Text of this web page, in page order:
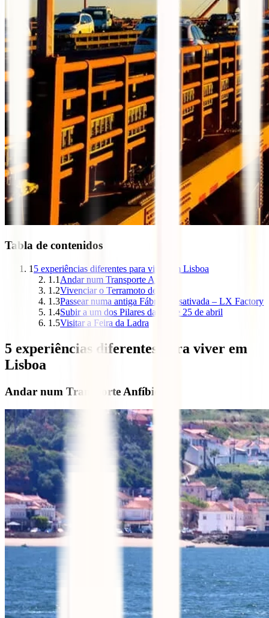
Tabla de contenidos
1 5 experiências diferentes para viver em Lisboa
1.1 Andar num Transporte Anfíbio
1.2Vivenciar o Terramoto de 1755
1.3Passear numa antiga Fábrica desativada – LX Factory
1.4Subir a um dos Pilares da Ponte 25 de abril
1.5Visitar a Feira da Ladra
5 experiências diferentes para viver em
Lisboa
Andar num Transporte Anfíbio